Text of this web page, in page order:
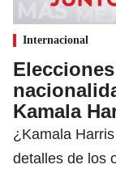
Internacional
Kamala
¿Kamala
detalles de los